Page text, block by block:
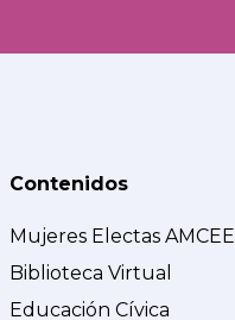
Contenidos
Mujeres Electas AMCEE
Biblioteca Virtual
Educación Cívica